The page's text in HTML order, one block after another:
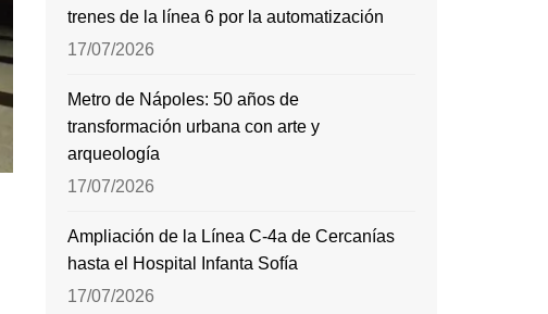
trenes de la línea 6 por la automatización
17/07/2026
Metro de Nápoles: 50 años de
transformación urbana con arte y
arqueología
17/07/2026
Ampliación de la Línea C-4a de Cercanías
hasta el Hospital Infanta Sofía
17/07/2026